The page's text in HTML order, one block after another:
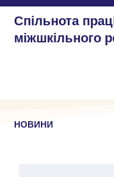
Спільнота
міжшкільного
НОВИНИ